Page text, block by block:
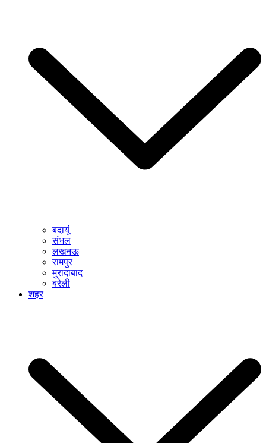
बदायूं
संभल
लखनऊ
रामपुर
मुरादाबाद
बरेली
शहर